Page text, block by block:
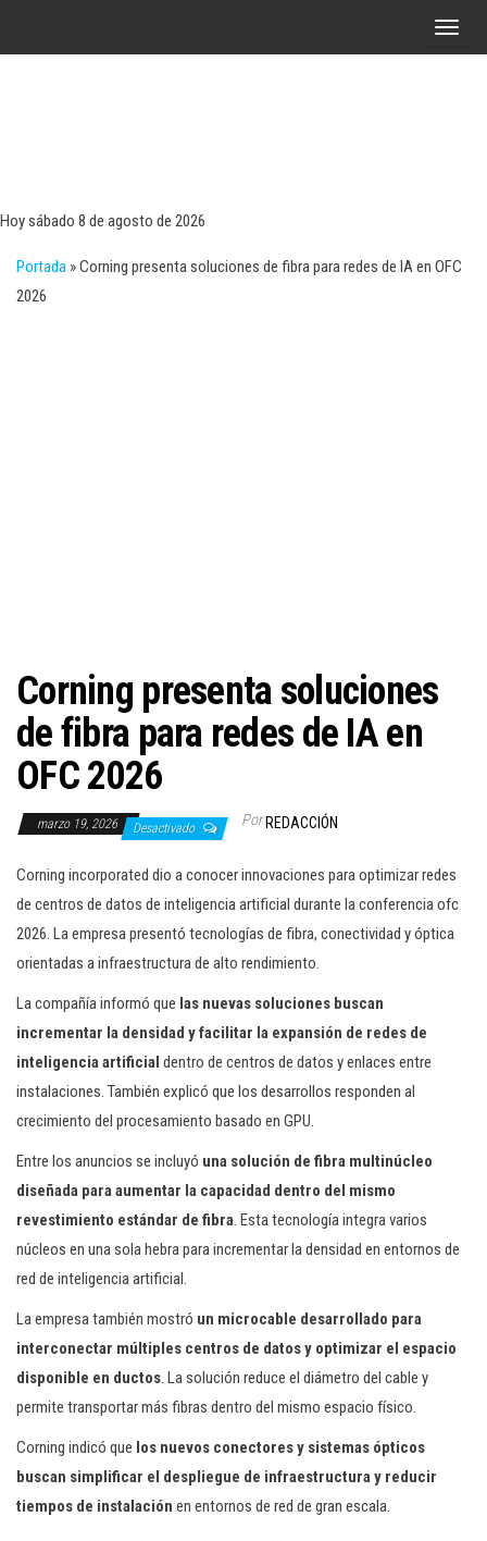
A
l
Hoy sábado 8 de agosto de 2026
Portada »Corning presenta soluciones de fibra para redes de IA en OFC
2026
Corning presenta soluciones
de fibra para redes de IA en
OFC 2026
marzo 19, 2026 Desactivado Por REDACCIÓN
Corning incorporated dio a conocer innovaciones para optimizar redes
de centros de datos de inteligencia artificial durante la conferencia ofc
2026. La empresa presentó tecnologías de fibra, conectividad y óptica
orientadas a infraestructura de alto rendimiento.
La compañía informó que las nuevas soluciones buscan
incrementar la densidad y facilitar la expansión de redes de
inteligencia artificial dentro de centros de datos y enlaces entre
instalaciones. También explicó que los desarrollos responden al
crecimiento del procesamiento basado en GPU.
Entre los anuncios se incluyó una solución de fibra multinúcleo
diseñada para aumentar la capacidad dentro del mismo
revestimiento estándar de fibra. Esta tecnología integra varios
núcleos en una sola hebra para incrementar la densidad en entornos de
red de inteligencia artificial.
La empresa también mostró un microcable desarrollado para
interconectar múltiples centros de datos y optimizar el espacio
disponible en ductos. La solución reduce el diámetro del cable y
permite transportar más fibras dentro del mismo espacio físico.
Corning indicó que los nuevos conectores y sistemas ópticos
buscan simplificar el despliegue de infraestructura y reducir
tiempos de instalación en entornos de red de gran escala.